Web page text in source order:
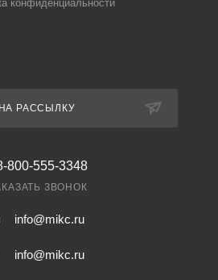
конфиденциальности
РАССЫЛКУ
800-555-3348
ЗВОНОК
info@mikc.ru
info@mikc.ru